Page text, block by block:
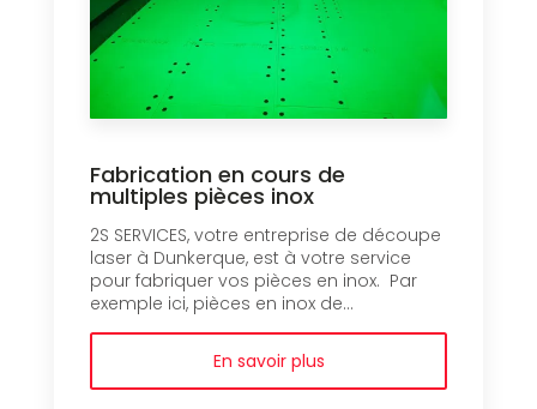
Fabrication en cours de
multiples pièces inox
2S SERVICES, votre entreprise de découpe
laser à Dunkerque, est à votre service
pour fabriquer vos pièces en inox. Par
exemple ici, pièces en inox de...
En savoir plus